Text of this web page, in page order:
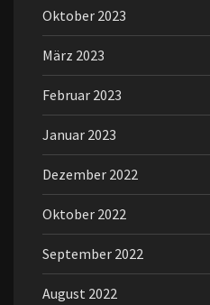
Oktober 2023
März 2023
Februar 2023
Januar 2023
Dezember 2022
Oktober 2022
September 2022
August 2022